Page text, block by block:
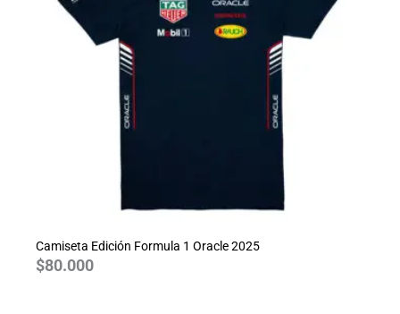
Camiseta Edición Formula 1 Oracle 2025
$80.000